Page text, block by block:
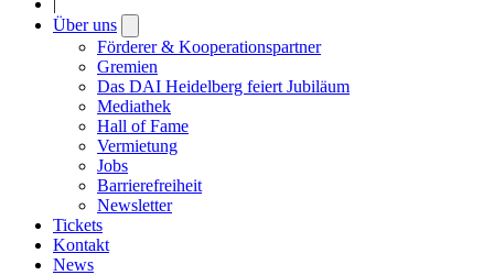
Über uns
submenu
Förderer & Kooperationspartner
Gremien
Das DAI Heidelberg feiert Jubiläum
Mediathek
Hall of Fame
Vermietung
Jobs
Barrierefreiheit
Newsletter
Tickets
Kontakt
News